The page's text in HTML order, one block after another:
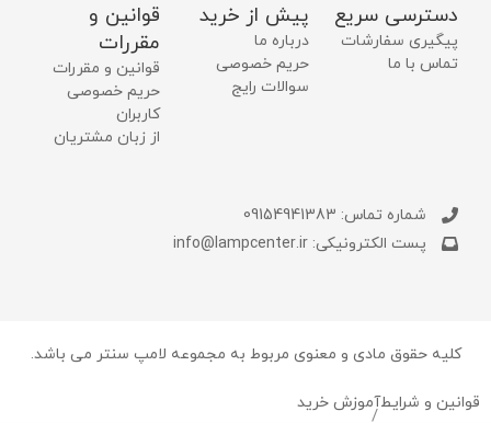
دسترسی سریع
پیگیری سفارشات
تماس با ما
پیش از خرید
درباره ما
حریم خصوصی
سوالات رایج
قوانین و
مقررات
قوانین و مقررات
حریم خصوصی
کاربران
از زبان مشتریان
شماره تماس: 09154941383
پست الکترونیکی: info@lampcenter.ir
کلیه حقوق مادی و معنوی مربوط به مجموعه لامپ سنتر می باشد.
قوانین و شرایط
/
آموزش خرید